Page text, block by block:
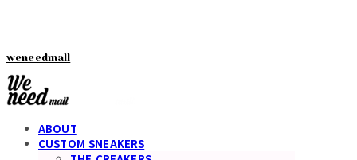
weneedmall
ABOUT
CUSTOM SNEAKERS